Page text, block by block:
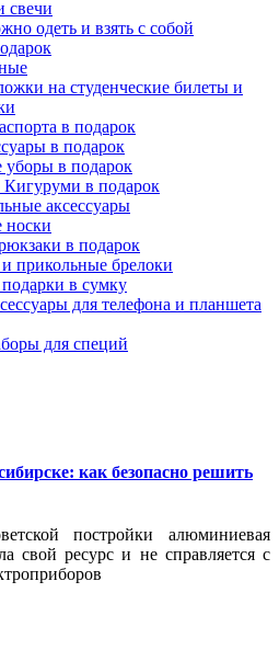
свечи
одеть и взять с собой
на студенческие билеты и
в подарок
в подарок
уборы в подарок
в подарок
аксессуары
в подарок
прикольные брелоки
в сумку
для телефона и планшета
для специй
как безопасно решить
постройки алюминиевая
свой ресурс и не справляется с